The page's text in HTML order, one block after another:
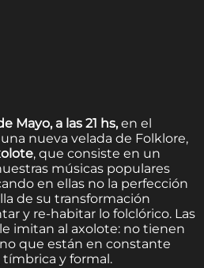
Mayo, a las 21 hs,en el
nueva velada de Folklore,
, que consiste en un
músicas populares
en ellas no la perfección
de su transformación
y re-habitar lo folclórico. Las
imitan al axolote: no tienen
que están en constante
y formal.